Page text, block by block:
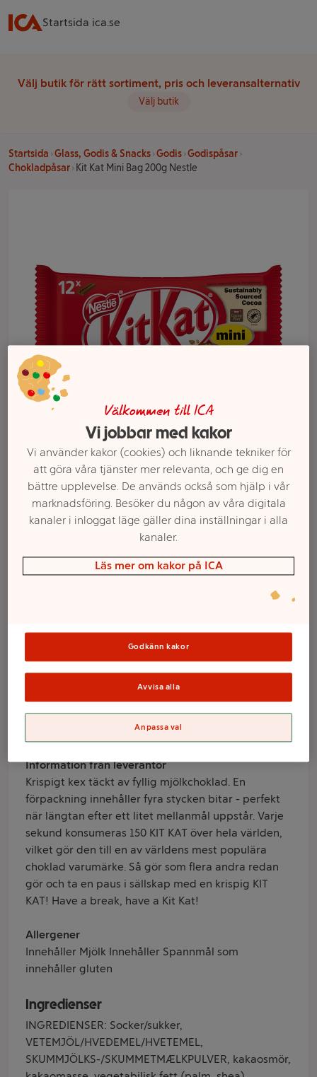
Startsida ica.se
Välj butik för rätt sortiment, pris och leveransalternativ
Välj butik
Startsida Glass, Godis & Snacks Godis Godispåsar
Chokladpåsar Kit Kat Mini Bag 200g Nestle
200g Nestle
Produktinformation
Information från leverantör
Krispigt kex täckt av fyllig mjölkchoklad. En
förpackning innehåller fyra stycken bitar - perfekt
när längtan efter ett litet mellanmål uppstår. Varje
sekund konsumeras 150 KIT KAT över hela världen,
vilket gör den till en av världens mest populära
choklad varumärke. Så gör som flera andra redan
gör och ta en paus i sällskap med en krispig KIT
KAT! Have a break, have a Kit Kat!
Allergener
Innehåller Mjölk Innehåller Spannmål som
innehåller gluten
Ingredienser
INGREDIENSER: Socker/sukker,
VETEMJÖL/HVEDEMEL/HVETEMEL,
SKUMMJÖLKS-/SKUMMETMÆLKPULVER, kakaosmör,
Välj butik och handla
Sortimentet kan variera mellan butikerna
Välkommen till ICA
Vi jobbar med kakor
Vi använder kakor (cookies) och liknande tekniker för
att göra våra tjänster mer relevanta, och ge dig en
bättre upplevelse. De används också som hjälp i vår
marknadsföring. Besöker du någon av våra digitala
kanaler i inloggat läge gäller dina inställningar i alla
kanaler.
Läs mer om kakor på ICA
Godkänn kakor
Avvisa alla
Anpassa val